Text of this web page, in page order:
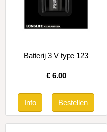
Batterij 3 V type 123
€ 6.00